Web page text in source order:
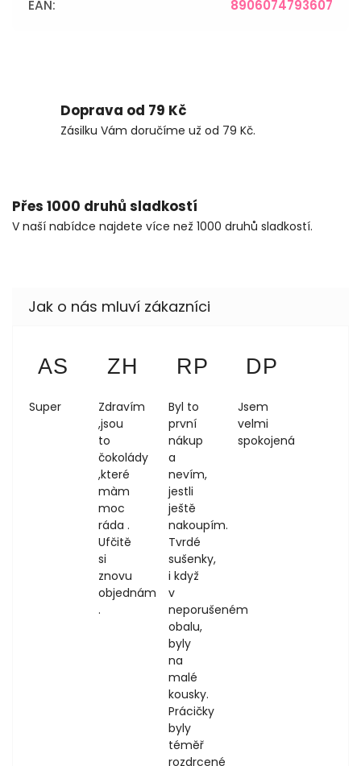
Doprava od 79 Kč
Zásilku Vám doručíme už od 79 Kč.
Přes 1000 druhů sladkostí
V naší nabídce najdete více než 1000 druhů sladkostí.
EAN: 8906074793607
AS
Super
ZH
Zdravím
,jsou
to
čokolády
,které
màm
moc
ráda .
Ufčitě
si
znovu
objednám
.
RP
Byl to
první
nákup
a
nevím,
jestli
ještě
nakoupím.
Tvrdé
sušenky,
i když
v
neporušeném
obalu,
byly
na
malé
kousky.
Prácičky
byly
téměř
rozdrcené
DP
Jsem
velmi
spokojená